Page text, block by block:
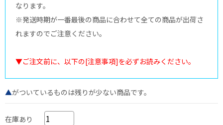
なります。
※発送時期が一番最後の商品に合わせて全ての商品が出荷さ
れますのでご注意ください。
▼ご注文前に、以下の[注意事項]を必ずお読みください。
▲がついているものは残りが少ない商品です。
在庫あり